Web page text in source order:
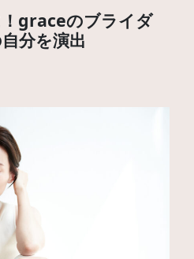
graceのブライダ
分を演出